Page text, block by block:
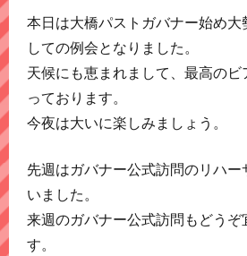
本日は大橋パストガバナー始め大
しての例会となりました。
天候にも恵まれまして、最高の
っております。
今夜は大いに楽しみましょう。
先週はガバナー公式訪問のリハ
いました。
来週のガバナー公式訪問もどうぞ
す。